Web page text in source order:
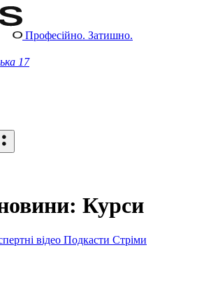
Професійно. Затишно.
17
Курси
відео Подкасти Стріми